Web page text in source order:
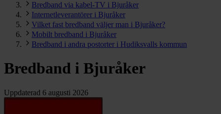
Bredband via kabel-TV i Bjuråker
Internetleverantörer i Bjuråker
Vilket fast bredband väljer man i Bjuråker?
Mobilt bredband i Bjuråker
Bredband i andra postorter i Hudiksvalls kommun
Bredband i Bjuråker
Uppdaterad 6 augusti 2026